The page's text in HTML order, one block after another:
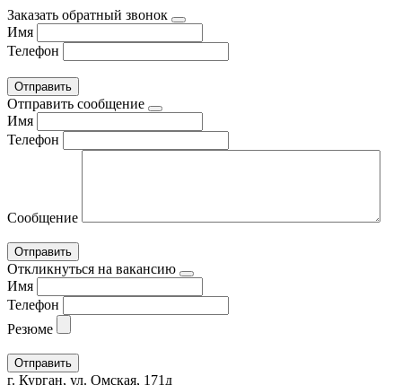
Заказать обратный звонок
Имя
Телефон
Отправить сообщение
Имя
Телефон
Сообщение
Откликнуться на вакансию
Имя
Телефон
Резюме
г. Курган, ул. Омская, 171д